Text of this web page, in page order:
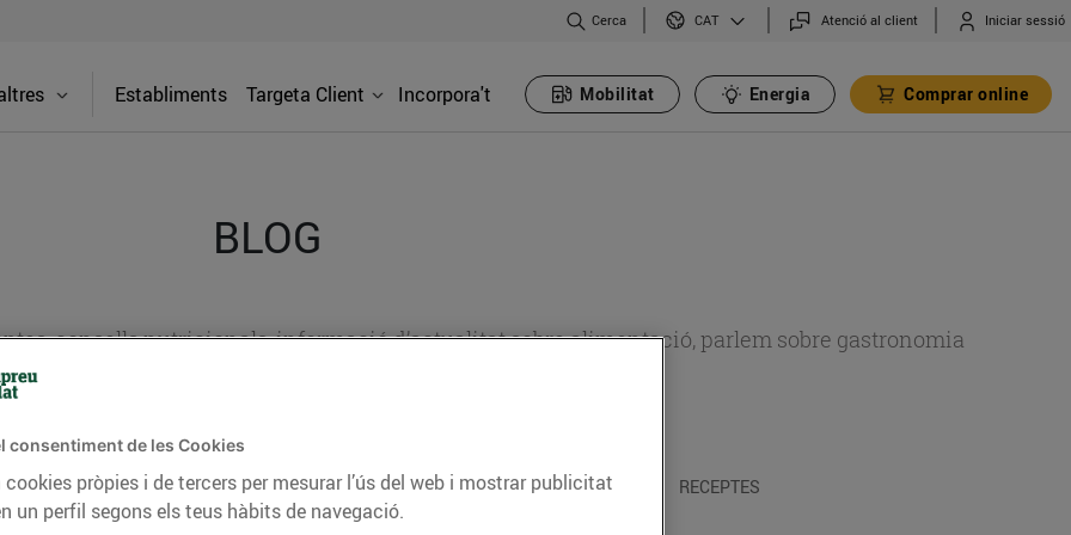
Cerca CAT Atenció al client Iniciar sessió
Establiments Targeta Client Incorpora't Mobilitat Energia Comprar online
BLOG
consells nutricionals, informació d’actualitat sobre alimentació, parlem sobre gastronomia
CONSELLS I HÀBITS SALUDABLES ENERGIA GASTRONOMIA I TRADICIONS RECEPTES
consentiment de les Cookies
pròpies i de tercers per mesurar l’ús del web i mostrar publicitat
un perfil segons els teus hàbits de navegació.